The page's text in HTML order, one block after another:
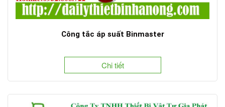
Công tắc áp suất Binmaster
Chi tiết